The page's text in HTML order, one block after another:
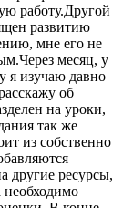
работу.Другой
развитию
мне его не
месяц, у
я изучаю давно
об
на уроки,
так же
из собственно
другие ресурсы,
необходимо